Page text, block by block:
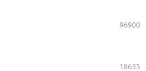
96900
18635